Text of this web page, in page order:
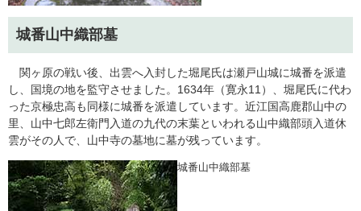
城番山中織部墓
関ヶ原の戦い後、出雲へ入封した堀尾氏は瀬戸山城に城番を派遣
し、国境の地を監守させました。1634年（寛永11）、堀尾氏に代わ
った京極忠高も同様に城番を派遣しています。近江国高鹿郡山中の
里、山中七郎左衛門入道の九代の末葉といわれる山中織部頭入道休
雲がその人で、山中寺の墓地に墓が残っています。
​城番山中織部墓